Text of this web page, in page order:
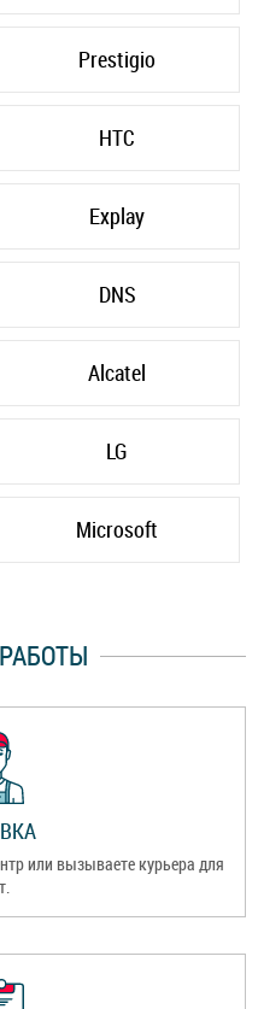
Prestigio
HTC
Explay
DNS
Alcatel
LG
Microsoft
или вызываете курьера для